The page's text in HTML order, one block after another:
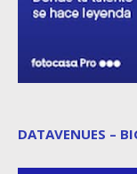
DATAVENUES –